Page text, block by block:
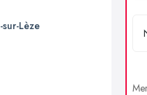
Lèze